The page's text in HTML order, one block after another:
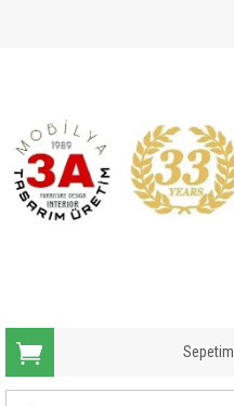
Sepetim